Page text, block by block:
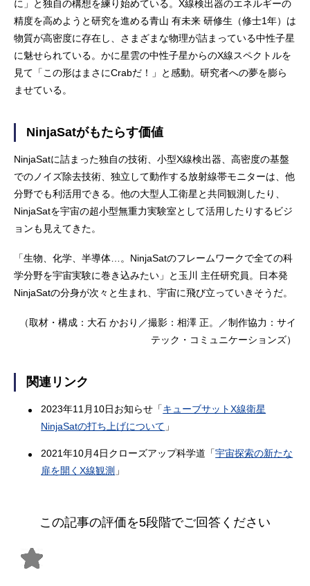
に」と独自の構想を練り始めている。X線検出器のエネルギーの
精度を高めようと研究を進める青山 有未来 研修生（修士1年）は
物質が高密度に存在し、さまざまな物理が詰まっている中性子星
に魅せられている。かに星雲の中性子星からのX線スペクトルを
見て「この形はまさにCrabだ！」と感動。研究者への夢を膨ら
ませている。
NinjaSatがもたらす価値
NinjaSatに詰まった独自の技術、小型X線検出器、高密度の基盤
でのノイズ除去技術、独立して動作する放射線帯モニターは、他
分野でも利活用できる。他の大型人工衛星と共同観測したり、
NinjaSatを宇宙の超小型無重力実験室として活用したりするビジ
ョンも見えてきた。
「生物、化学、半導体…。NinjaSatのフレームワークで全ての科
学分野を宇宙実験に巻き込みたい」と玉川 主任研究員。日本発
NinjaSatの分身が次々と生まれ、宇宙に飛び立っていきそうだ。
（取材・構成：大石 かおり／撮影：相澤 正。／制作協力：サイ
テック・コミュニケーションズ）
関連リンク
2023年11月10日お知らせ「キューブサットX線衛星
NinjaSatの打ち上げについて 」
2021年10月4日クローズアップ科学道「宇宙探索の新たな
扉を開くX線観測 」
この記事の評価を5段階でご回答ください